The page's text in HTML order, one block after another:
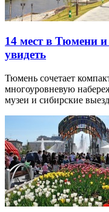
14 мест в Тюмени и
увидеть
Тюмень сочетает
многоуровневую
музеи и сибирские